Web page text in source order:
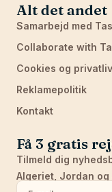
Alt det andet
Samarbejd med
Collaborate with
Cookies og
Reklamepolitik
Kontakt
Få 3 gratis
Tilmeld dig
Algeriet, Jordan og